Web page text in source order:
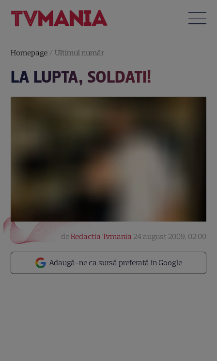
Homepage /Ultimul număr
LA LUPTA, SOLDATI!
Adaugă-ne ca sursă preferată în Google
deRedactia Tvmania 24 august 2009, 02:00